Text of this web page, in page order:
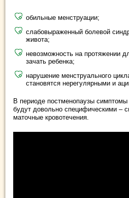
обильные менструации;
слабовыраженный болевой
живота;
невозможность на протяжении
зачать ребенка;
нарушение менструального
становятся нерегулярными и
В периоде постменопаузы
будут довольно специфическими –
маточные кровотечения.